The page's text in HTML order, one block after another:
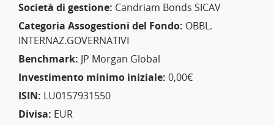
Società di gestione: Candriam Bonds SICAV
Categoria Assogestioni del Fondo: OBBL.
INTERNAZ.GOVERNATIVI
Benchmark: JP Morgan Global
Investimento minimo iniziale: 0,00€
ISIN: LU0157931550
Divisa: EUR